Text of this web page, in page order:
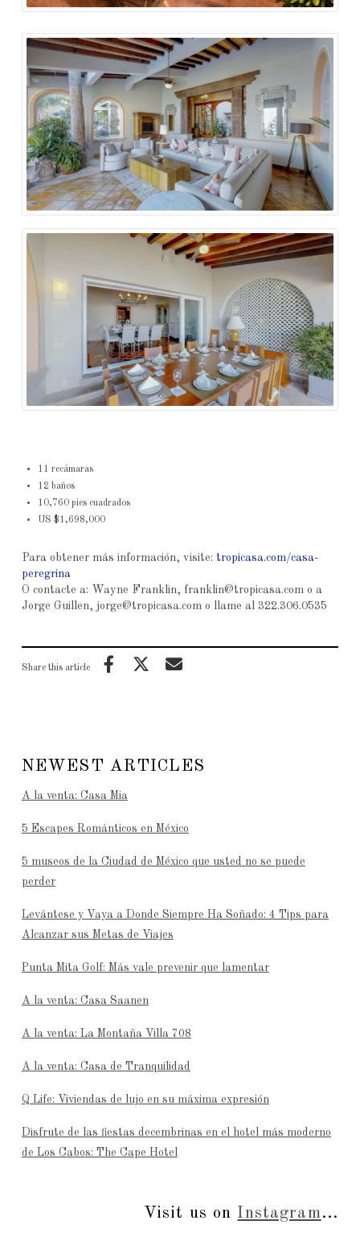
11 recámaras
12 baños
10,760 pies cuadrados
US $1,698,000
Para obtener más información, visite: tropicasa.com/casa-
peregrina
O contacte a: Wayne Franklin, franklin@tropicasa.com o a
Jorge Guillen, jorge@tropicasa.com o llame al 322.306.0535
Share this article
NEWEST ARTICLES
A la venta: Casa Mia
5 Escapes Románticos en México
5 museos de la Ciudad de México que usted no se puede
perder
Levántese y Vaya a Donde Siempre Ha Soñado: 4 Tips para
Alcanzar sus Metas de Viajes
Punta Mita Golf: Más vale prevenir que lamentar
A la venta: Casa Saanen
A la venta: La Montaña Villa 708
A la venta: Casa de Tranquilidad
Q Life: Viviendas de lujo en su máxima expresión
Disfrute de las fiestas decembrinas en el hotel más moderno
de Los Cabos: The Cape Hotel
Visit us on Instagram...